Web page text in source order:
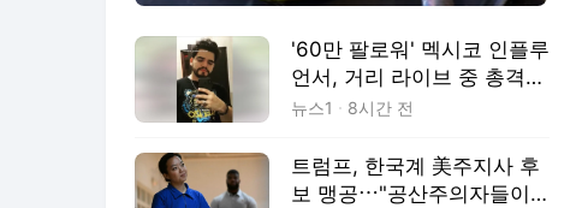
'60만 팔로워' 멕시코 인플루
언서, 거리 라이브 중 총격
피살
뉴스1 8시간 전
트럼프, 한국계 美주지사 후
보 맹공⋯"공산주의자들이